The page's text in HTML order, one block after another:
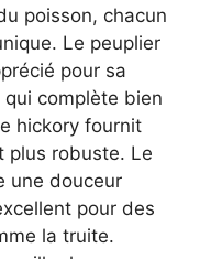
poisson, chacun
Le peuplier
pour sa
complète bien
hickory fournit
plus robuste. Le
une douceur
pour des
la truite.